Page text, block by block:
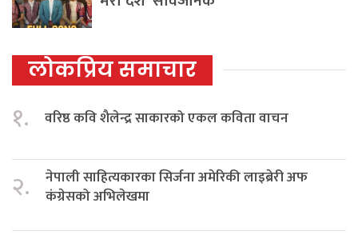
लोकप्रिय समाचार
१. वरिष्ठ कवि शैलेन्द्र साकारको एकल कविता वाचन
२.
नेपाली साहित्यकारका सिर्जना अमेरिकी लाइब्रेरी अफ
कंग्रेसको अभिलेखमा